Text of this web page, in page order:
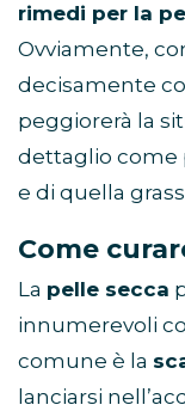
rimedi per la
Ovviamente,
decisamente
peggiorerà la
dettaglio come
e di quella
Come
La pelle secca
innumerevoli
comune è la
lanciarsi